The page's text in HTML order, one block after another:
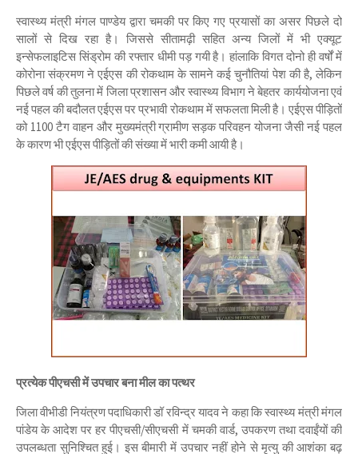
स्वास्थ्य मंत्री मंगल पाण्डेय द्वारा चमकी पर किए गए प्रयासों का असर पिछले दो
सालों से दिख रहा है। जिससे सीतामढ़ी सहित अन्य जिलों में भी एक्यूट
इन्सेफलाइटिस सिंड्रोम की रफ्तार धीमी पड़ गयी है। हांलाकि विगत दोनो ही वर्षों में
कोरोना संक्रमण ने एईएस की रोकथाम के सामने कई चुनौतियां पेश की है, लेकिन
पिछले वर्ष की तुलना में जिला प्रशासन और स्वास्थ्य विभाग ने बेहतर कार्ययोजना एवं
नई पहल की बदौलत एईएस पर प्रभावी रोकथाम में सफलता मिली है। एईएस पीड़ितों
को 1100 टैग वाहन और मुख्यमंत्री ग्रामीण सड़क परिवहन योजना जैसी नई पहल
के कारण भी एईएस पीड़ितों की संख्या में भारी कमी आयी है।
प्रत्येक पीएचसी में उपचार बना मील का पत्थर
जिला वीभीडी नियंत्रण पदाधिकारी डॉ रविन्द्र यादव ने कहा कि स्वास्थ्य मंत्री मंगल
पांडेय के आदेश पर हर पीएचसी/सीएचसी में चमकी वार्ड, उपकरण तथा दवाईंयों की
उपलब्धता सुनिश्चित हुई। इस बीमारी में उपचार नहीं होने से मृत्यु की आशंका बढ़